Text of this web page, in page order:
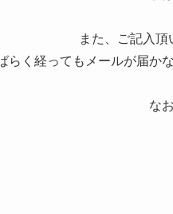
また、ご記入
らく経ってもメールが届か
な